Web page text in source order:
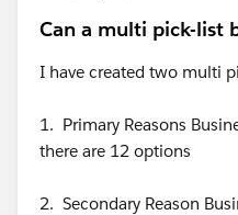
Can a multi pick-list
I have created two multi
1. Primary Reasons
there are 12 options
2. Secondary Reason